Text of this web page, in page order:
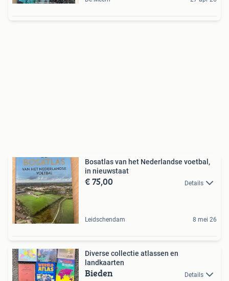
Bosatlas van het Nederlandse voetbal,
in nieuwstaat
€ 75,00 Details
Leidschendam 8 mei 26
Diverse collectie atlassen en
landkaarten
Bieden Details